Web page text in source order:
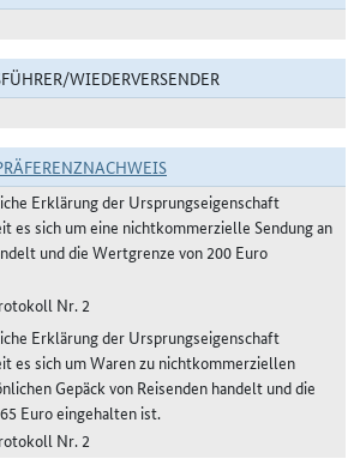
WIEDERVERSENDER
Erklärung der Ursprungseigenschaft
es sich um eine nichtkommerzielle Sendung an
und die Wertgrenze von 200 Euro
Nr. 2
Erklärung der Ursprungseigenschaft
es sich um Waren zu nichtkommerziellen
Gepäck von Reisenden handelt und die
Euro eingehalten ist.
Nr. 2